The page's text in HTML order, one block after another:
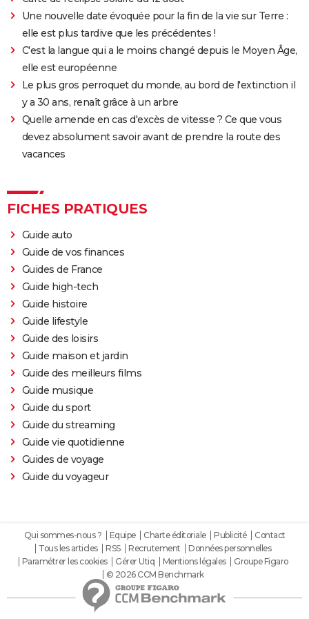
streaming...
Luca : synopsis, casting, bande-annonce, streaming,
Disney+, interview, DVD...
Soul : synopsis, voix françaises, bande-annonce,
streaming...
Le Géant de fer
Les Minions 2 : âge, casting, vf, critiques, bande-
annonce, avis...
Wall-E
Spider-Man Beyond the Spider-Verse : mauvaise
nouvelle pour les fans, l'attente sera encore longue
Princesse Mononoké
Les Bad Guys
Raya et le dernier dragon : dans les coulisses du film
Disney
Une nouvelle date évoquée pour la fin de la vie sur Terre :
elle est plus tardive que les précédentes !
C'est la langue qui a le moins changé depuis le Moyen Âge,
elle est européenne
Le plus gros perroquet du monde, au bord de l'extinction il
y a 30 ans, renaît grâce à un arbre
Quelle amende en cas d'excès de vitesse ? Ce que vous
devez absolument savoir avant de prendre la route des
vacances
FICHES PRATIQUES
Guide auto
Guide de vos finances
Guides de France
Guide high-tech
Guide histoire
Guide lifestyle
Guide des loisirs
Guide maison et jardin
Guide des meilleurs films
Guide musique
Guide du sport
Guide du streaming
Guide vie quotidienne
Guides de voyage
Guide du voyageur
Qui sommes-nous ? Equipe Charte éditoriale Publicité
Contact
Tous les articles
RSS Recrutement
Données personnelles
Paramétrer les cookies
Gérer Utiq Mentions légales
Groupe Figaro
© 2026 CCM Benchmark